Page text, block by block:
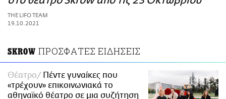
ΑΜΠΑ
PRINT
THE LIFO TEAM
19.10.2021
SKROW ΠΡΟΣΦΑΤΕΣ ΕΙΔΗΣΕΙΣ
Θέατρο
Πέντε γυναίκες που
«τρέχουν» επικοινωνιακά το
αθηναϊκό θέατρο σε μια συζήτηση